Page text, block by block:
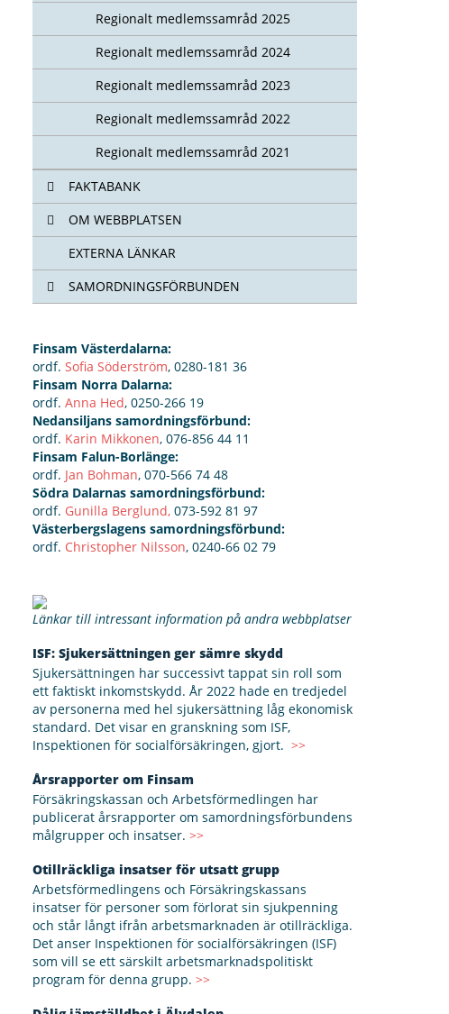
Regionalt medlemssamråd 2025
Regionalt medlemssamråd 2024
Regionalt medlemssamråd 2023
Regionalt medlemssamråd 2022
Regionalt medlemssamråd 2021
FAKTABANK
OM WEBBPLATSEN
EXTERNA LÄNKAR
SAMORDNINGSFÖRBUNDEN
Finsam Västerdalarna:
ordf. Sofia Söderström, 0280-181 36
Finsam Norra Dalarna:
ordf. Anna Hed, 0250-266 19
Nedansiljans samordningsförbund:
ordf. Karin Mikkonen, 076-856 44 11
Finsam Falun-Borlänge:
ordf. Jan Bohman, 070-566 74 48
Södra Dalarnas samordningsförbund:
ordf. Gunilla Berglund, 073-592 81 97
Västerbergslagens samordningsförbund:
ordf. Christopher Nilsson, 0240-66 02 79
Länkar till intressant information på andra webbplatser
ISF: Sjukersättningen ger sämre skydd
Sjukersättningen har successivt tappat sin roll som
ett faktiskt inkomstskydd. År 2022 hade en tredjedel
av personerna med hel sjukersättning låg ekonomisk
standard. Det visar en granskning som ISF,
Inspektionen för socialförsäkringen, gjort. >>
Årsrapporter om Finsam
Försäkringskassan och Arbetsförmedlingen har
publicerat årsrapporter om samordningsförbundens
målgrupper och insatser. >>
Otillräckliga insatser för utsatt grupp
Arbetsförmedlingens och Försäkringskassans
insatser för personer som förlorat sin sjukpenning
och står långt ifrån arbetsmarknaden är otillräckliga.
Det anser Inspektionen för socialförsäkringen (ISF)
som vill se ett särskilt arbetsmarknadspolitiskt
program för denna grupp. >>